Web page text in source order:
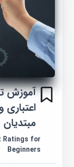
آموزش
اعتباری و
مبتدیان
Ratings for
Beginners